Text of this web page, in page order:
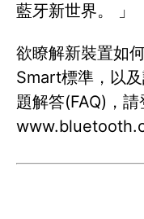
藍牙新世界。 」
欲瞭解新裝置如
Smart標準，以
題解答(FAQ)，請